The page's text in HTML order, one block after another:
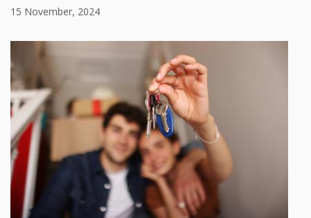
15 November, 2024